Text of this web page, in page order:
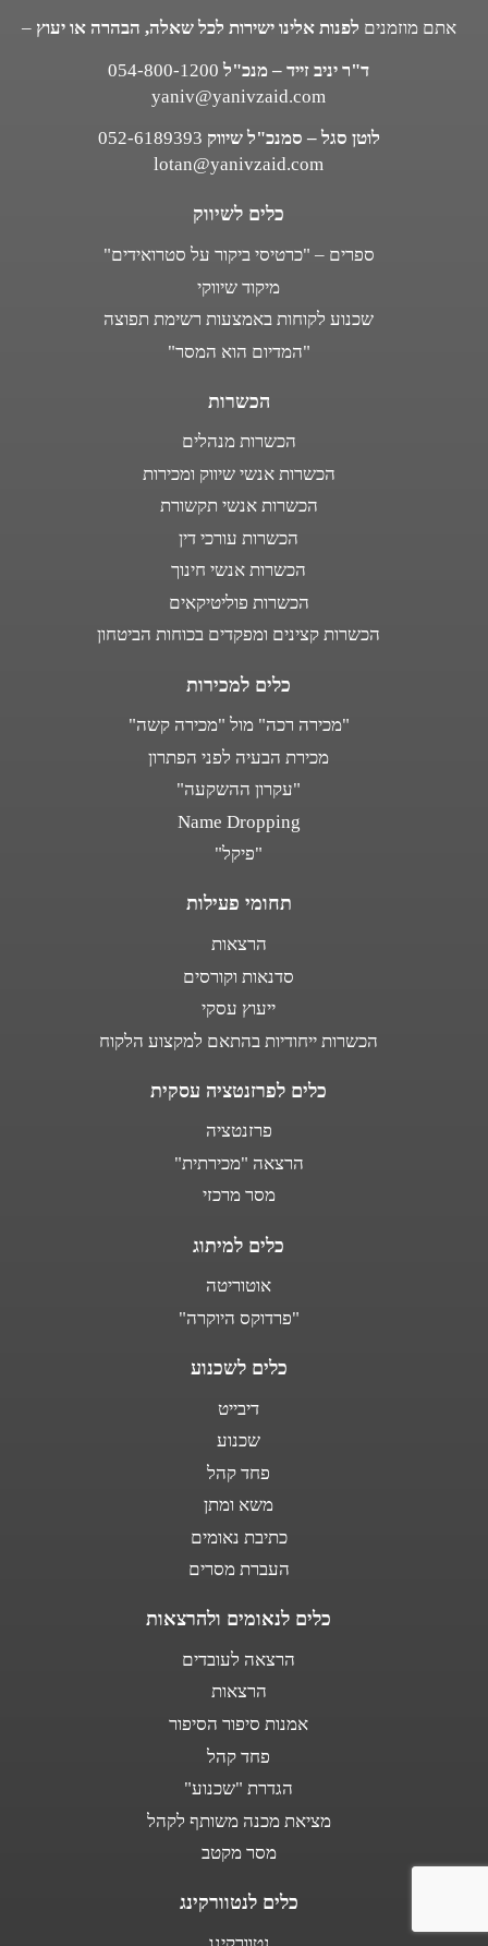
אתם מוזמנים לפנות אלינו ישירות לכל שאלה, הבהרה או יעוץ –
ד"ר יניב זייד – מנכ"ל 054-800-1200
yaniv@yanivzaid.com
לוטן סגל – סמנכ"ל שיווק 052-6189393
lotan@yanivzaid.com
כלים לשיווק
ספרים – "כרטיסי ביקור על סטרואידים"
מיקוד שיווקי
שכנוע לקוחות באמצעות רשימת תפוצה
"המדיום הוא המסר"
הכשרות
הכשרות מנהלים
הכשרות אנשי שיווק ומכירות
הכשרות אנשי תקשורת
הכשרות עורכי דין
הכשרות אנשי חינוך
הכשרות פוליטיקאים
הכשרות קצינים ומפקדים בכוחות הביטחון
כלים למכירות
"מכירה רכה" מול "מכירה קשה"
מכירת הבעיה לפני הפתרון
"עקרון ההשקעה"
Name Dropping
"פיקל"
תחומי פעילות
הרצאות
סדנאות וקורסים
ייעוץ עסקי
הכשרות ייחודיות בהתאם למקצוע הלקוח
כלים לפרזנטציה עסקית
פרזנטציה
הרצאה "מכירתית"
מסר מרכזי
כלים למיתוג
אוטוריטה
"פרדוקס היוקרה"
כלים לשכנוע
דיבייט
שכנוע
פחד קהל
משא ומתן
כתיבת נאומים
העברת מסרים
כלים לנאומים ולהרצאות
הרצאה לעובדים
הרצאות
אמנות סיפור הסיפור
פחד קהל
הגדרת "שכנוע"
מציאת מכנה משותף לקהל
מסר מקטב
כלים לנטוורקינג